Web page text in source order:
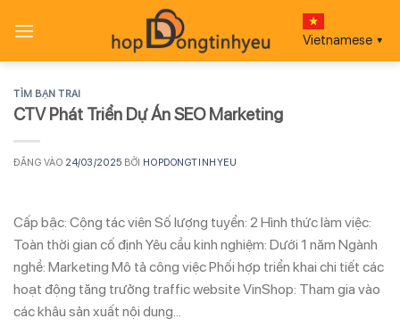
qua
Vietnamese ▼
TÌM BẠN TRAI
CTV Phát Triển Dự Án SEO Marketing
ĐĂNG VÀO 24/03/2025 BỞI HOPDONGTINHYEU
Cấp bậc: Cộng tác viên Số lượng tuyển: 2 Hình thức làm việc:
Toàn thời gian cố định Yêu cầu kinh nghiệm: Dưới 1 năm Ngành
nghề: Marketing Mô tả công việc Phối hợp triển khai chi tiết các
hoạt động tăng trưởng traffic website VinShop: Tham gia vào
các khâu sản xuất nội dung…